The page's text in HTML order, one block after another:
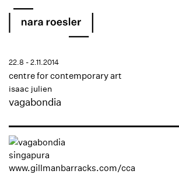
vagabondia
isaac julien
centre for contemporary art
22.8 - 2.11.2014
singapura
www.gillmanbarracks.com/cca